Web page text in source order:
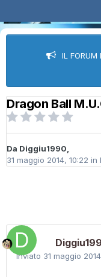
IL FORUM
Dragon Ball
Da Diggiu1990,
31 maggio 2014, 10:22 in
Inviato 31 maggio